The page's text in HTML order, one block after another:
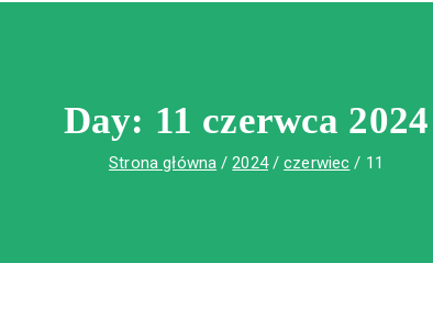
Day: 11 czerwca 2024
Strona główna 2024 czerwiec 11